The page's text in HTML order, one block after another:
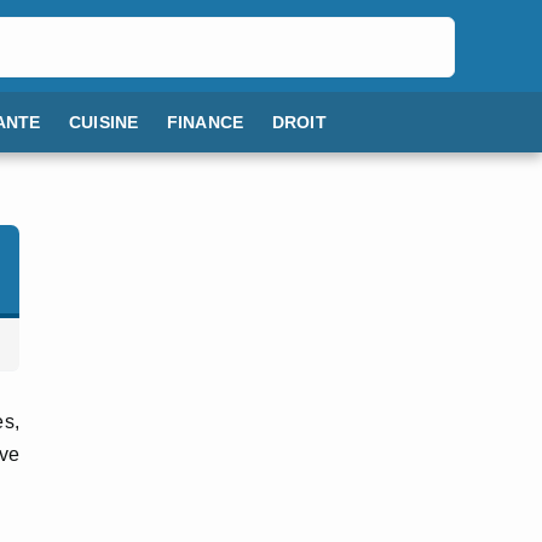
CUISINE FINANCE DROIT